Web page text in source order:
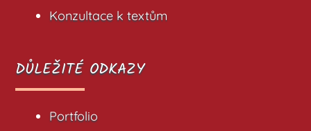
Konzultace k textům
DŮLEŽITÉ ODKAZY
Portfolio